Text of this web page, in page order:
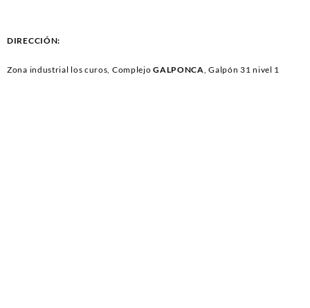
DIRECCIÓN:
Zona industrial los curos, ComplejoGALPONCA, Galpón 31 nivel 1